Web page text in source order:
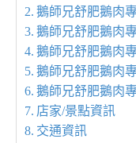
鵝師兄舒肥鵝肉
鵝師兄舒肥鵝肉
鵝師兄舒肥鵝肉
鵝師兄舒肥鵝肉
鵝師兄舒肥鵝肉
店家/景點資訊
交通資訊